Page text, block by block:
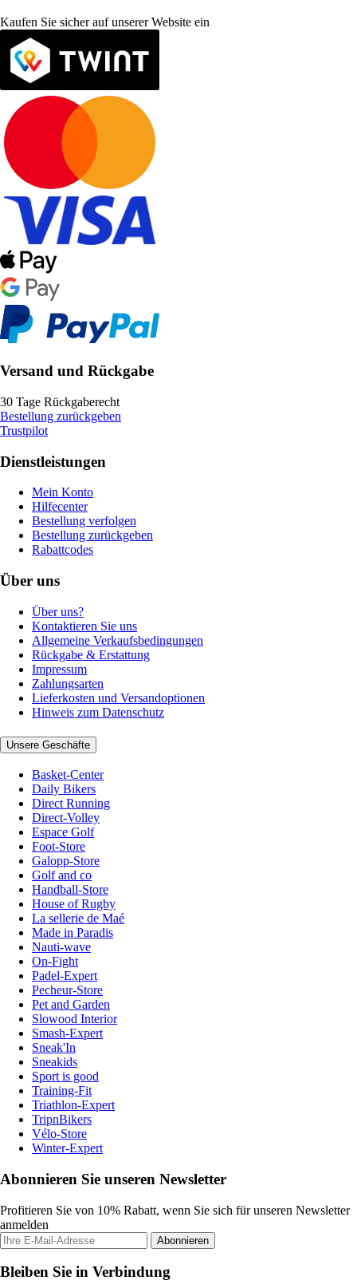
Kaufen Sie sicher auf unserer Website ein
Versand und Rückgabe
30 Tage Rückgaberecht
Bestellung zurückgeben
Trustpilot
Dienstleistungen
Mein Konto
Hilfecenter
Bestellung verfolgen
Bestellung zurückgeben
Rabattcodes
Über uns
Über uns?
Kontaktieren Sie uns
Allgemeine Verkaufsbedingungen
Rückgabe & Erstattung
Impressum
Zahlungsarten
Lieferkosten und Versandoptionen
Hinweis zum Datenschutz
Unsere Geschäfte
Basket-Center
Daily Bikers
Direct Running
Direct-Volley
Espace Golf
Foot-Store
Galopp-Store
Golf and co
Handball-Store
House of Rugby
La sellerie de Maé
Made in Paradis
Nauti-wave
On-Fight
Padel-Expert
Pecheur-Store
Pet and Garden
Slowood Interior
Smash-Expert
Sneak'In
Sneakids
Sport is good
Training-Fit
Triathlon-Expert
TripnBikers
Vélo-Store
Winter-Expert
Abonnieren Sie unseren Newsletter
Profitieren Sie von 10% Rabatt, wenn Sie sich für unseren Newsletter
anmelden
Abonnieren
Bleiben Sie in Verbindung